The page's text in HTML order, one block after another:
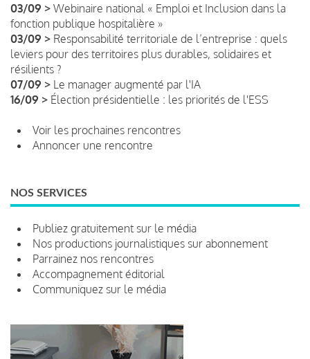
03/09 > Webinaire national « Emploi et Inclusion dans la
fonction publique hospitalière »
03/09 > Responsabilité territoriale de l’entreprise : quels
leviers pour des territoires plus durables, solidaires et
résilients ?
07/09 > Le manager augmenté par l'IA
16/09 > Élection présidentielle : les priorités de l'ESS
Voir les prochaines rencontres
Annoncer une rencontre
NOS SERVICES
Publiez gratuitement sur le média
Nos productions journalistiques sur abonnement
Parrainez nos rencontres
Accompagnement éditorial
Communiquez sur le média